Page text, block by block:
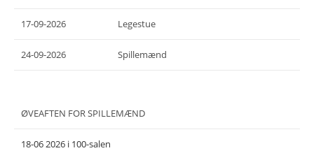
17-09-2026 Legestue
24-09-2026 Spillemænd
ØVEAFTEN FOR SPILLEMÆND
18-06 2026 i 100-salen